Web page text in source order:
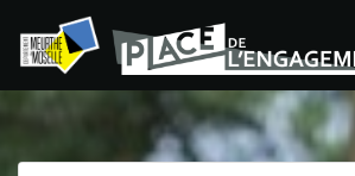
Panneau de gestion des cookies